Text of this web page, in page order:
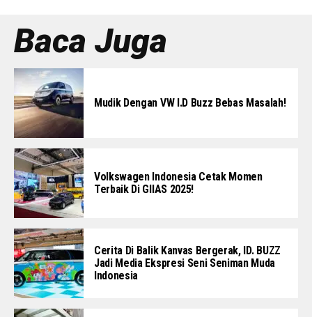
Baca Juga
Mudik Dengan VW I.D Buzz Bebas Masalah!
Volkswagen Indonesia Cetak Momen
Terbaik Di GIIAS 2025!
Cerita Di Balik Kanvas Bergerak, ID. BUZZ
Jadi Media Ekspresi Seni Seniman Muda
Indonesia